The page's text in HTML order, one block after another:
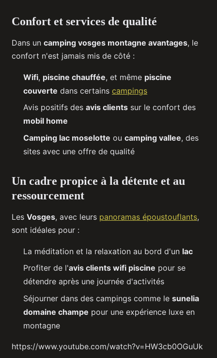
Confort et services de qualité
Dans un camping vosges montagne avantages, le
confort n'est jamais mis de côté :
Wifi, piscine chauffée, et même piscine
couverte dans certains campings
Avis positifs des avis clients sur le confort des
mobil home
Camping lac moselotte ou camping vallee, des
sites avec une offre de qualité
Un cadre propice à la détente et au
ressourcement
Les Vosges, avec leurs panoramas époustouflants,
sont idéales pour :
La méditation et la relaxation au bord d'un lac
Profiter de l'avis clients wifi piscine pour se
détendre après une journée d'activités
Séjourner dans des campings comme le sunelia
domaine champe pour une expérience luxe en
montagne
https://www.youtube.com/watch?v=HW3cb0OGuUk